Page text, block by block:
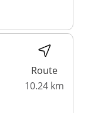
Route
10.24 km